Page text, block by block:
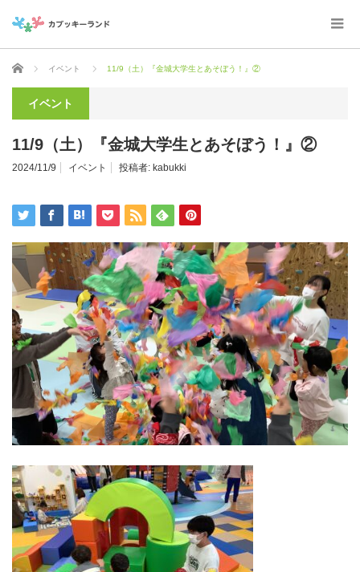
ホーム イベント 11/9（土）『金城大学生とあそぼう！』②
イベント
11/9（土）『金城大学生とあそぼう！』②
2024/11/9 イベント 投稿者: kabukki